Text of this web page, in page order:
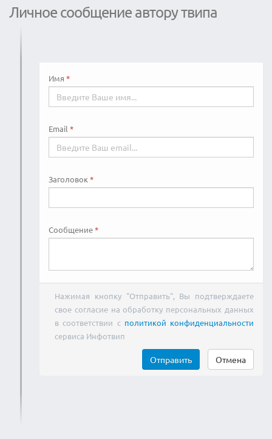
Личное сообщение автору твипа
Имя
Email
Заголовок
Сообщение
Нажимая кнопку "Отправить", Вы подтверждаете
свое согласие на обработку персональных данных
в соответствии с политикой конфиденциальности
сервиса Инфотвип
Отправить Отмена